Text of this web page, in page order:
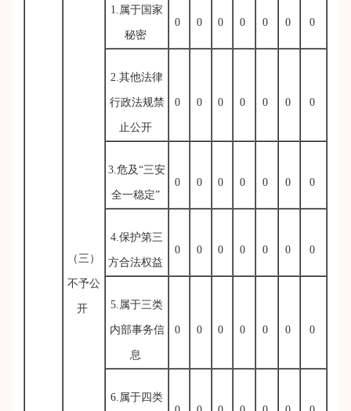
（三）
不予公
开
1.属于国家
秘密
0 0 0 0 0 0 0
2.其他法律
行政法规禁
止公开
0 0 0 0 0 0 0
3.危及“三安
全一稳定”
0 0 0 0 0 0 0
4.保护第三
方合法权益
0 0 0 0 0 0 0
5.属于三类
内部事务信
息
0 0 0 0 0 0 0
6.属于四类